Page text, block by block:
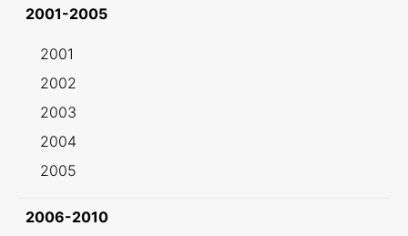
2001-2005
2001
2002
2003
2004
2005
2006-2010